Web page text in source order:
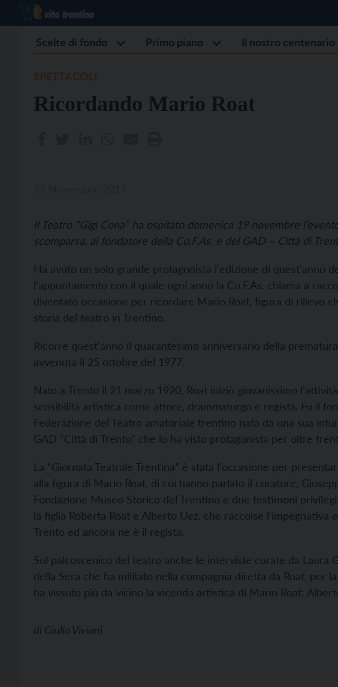
Scelte di fondo Primo piano Il nostro centenario
Ricordando Mario Roat
Il Teatro “Gigi Cona” ha ospitato domenica 19 novembre
scomparsa, al fondatore della Co.F.As. e del GAD – Città di
Ha avuto un solo grande protagonista l'edizione di quest'anno
l’appuntamento con il quale ogni anno la Co.F.As. chiama a
diventato occasione per ricordare Mario Roat, figura di rilievo
storia del teatro in Trentino.
Ricorre quest'anno il quarantesimo anniversario della
avvenuta il 25 ottobre del 1977.
Nato a Trento il 21 marzo 1920, Roat iniziò giovanissimo
sensibilità artistica come attore, drammaturgo e regista. Fu il
Federazione del Teatro amatoriale trentino nata da una sua
GAD “Città di Trento” che lo ha visto protagonista per oltre
La “Giornata Teatrale Trentina” è stata l'occasione per
alla figura di Mario Roat, di cui hanno parlato il curatore,
Fondazione Museo Storico del Trentino e due testimoni
la figlia Roberta Roat e Alberto Uez, che raccolse l'impegnativa
Trento ed ancora ne è il regista.
Sul palcoscenico del teatro anche le interviste curate da Laura
della Sera che ha militato nella compagnia diretta da Roat, per
ha vissuto più da vicino la vicenda artistica di Mario Roat:
di Giulio Viviani